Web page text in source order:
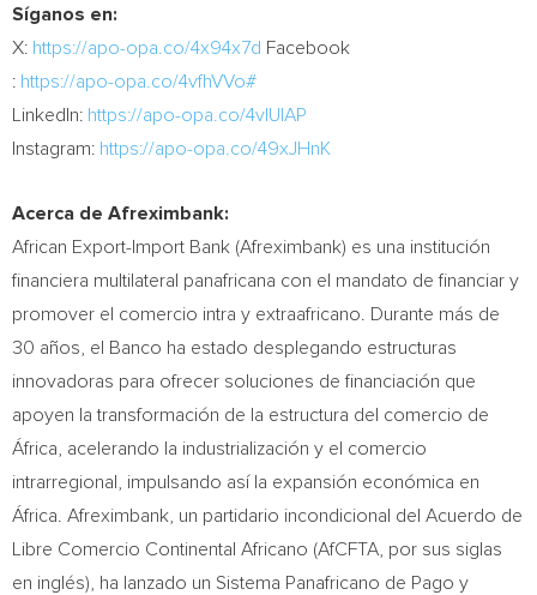
Síganos en:
X: https://apo-opa.co/4x94x7d Facebook
: https://apo-opa.co/4vfhVVo#
LinkedIn: https://apo-opa.co/4vlUIAP
Instagram: https://apo-opa.co/49xJHnK
Acerca de Afreximbank:
African Export-Import Bank (Afreximbank) es una institución
financiera multilateral panafricana con el mandato de financiar y
promover el comercio intra y extraafricano. Durante más de
30 años, el Banco ha estado desplegando estructuras
innovadoras para ofrecer soluciones de financiación que
apoyen la transformación de la estructura del comercio de
África, acelerando la industrialización y el comercio
intrarregional, impulsando así la expansión económica en
África. Afreximbank, un partidario incondicional del Acuerdo de
Libre Comercio Continental Africano (AfCFTA, por sus siglas
en inglés), ha lanzado un Sistema Panafricano de Pago y